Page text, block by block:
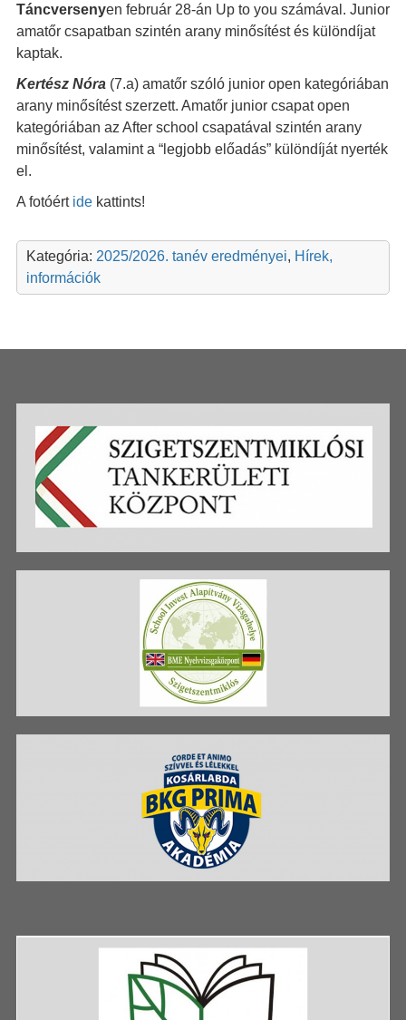
Táncversenyen február 28-án Up to you számával. Junior
amatőr csapatban szintén arany minősítést és különdíjat
kaptak.
Kertész Nóra(7.a) amatőr szóló junior open kategóriában
arany minősítést szerzett. Amatőr junior csapat open
kategóriában az After school csapatával szintén arany
minősítést, valamint a “legjobb előadás” különdíját nyerték
el.
A fotóért idekattints!
Kategória: 2025/2026. tanév eredményei, Hírek,
információk